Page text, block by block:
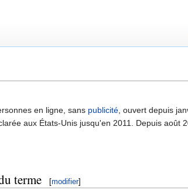
en ligne, sans publicité , ouvert depuis
aux États-Unis jusqu'en 2011. Depuis août
terme [modifier]